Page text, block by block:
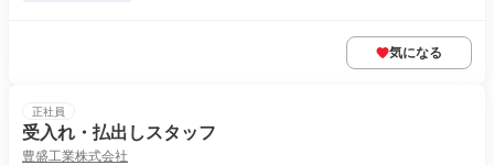
気になる
正社員
受入れ・払出しスタッフ
豊盛工業株式会社